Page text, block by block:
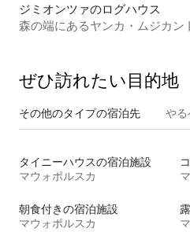
ジミオンツァのログハウス
森の端にあるヤンカ・ムジカン
ぜひ訪⁠れ⁠た⁠い目⁠的⁠地
その他のタ⁠イ⁠プ⁠の宿⁠泊⁠先 やる
タイニーハウスの宿泊施設
マウォポルスカ
朝食付きの宿泊施設
マウォポルスカ